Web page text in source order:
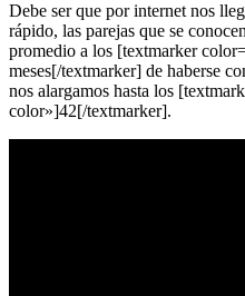
Debe ser que por internet nos
rápido, las parejas que se
promedio a los [textmarker
meses[/textmarker] de haberse
nos alargamos hasta los
color»]42[/textmarker].